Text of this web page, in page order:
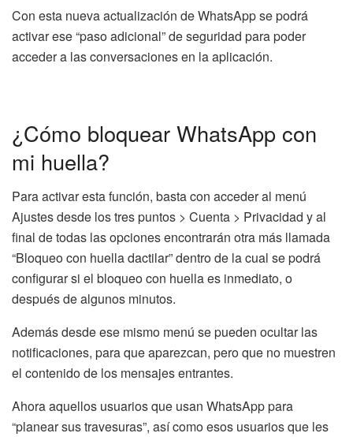
Con esta nueva actualización de WhatsApp se podrá
activar ese “paso adicional” de seguridad para poder
acceder a las conversaciones en la aplicación.
¿Cómo bloquear WhatsApp con
mi huella?
Para activar esta función, basta con acceder al menú
Ajustes desde los tres puntos > Cuenta > Privacidad y al
final de todas las opciones encontrarán otra más llamada
“Bloqueo con huella dactilar” dentro de la cual se podrá
configurar si el bloqueo con huella es inmediato, o
después de algunos minutos.
Además desde ese mismo menú se pueden ocultar las
notificaciones, para que aparezcan, pero que no muestren
el contenido de los mensajes entrantes.
Ahora aquellos usuarios que usan WhatsApp para
“planear sus travesuras”, así como esos usuarios que les